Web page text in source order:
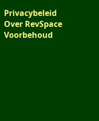
Privacybeleid
Over RevSpace
Voorbehoud